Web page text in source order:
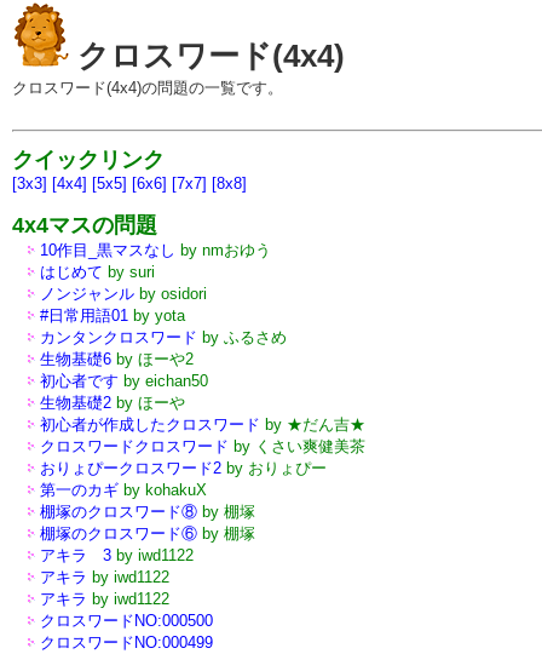
クロスワード(4x4)
クロスワード(4x4)の問題の一覧です。
クイックリンク
[3x3] [4x4] [5x5] [6x6] [7x7] [8x8]
4x4マスの問題
10作目_黒マスなし by nmおゆう
はじめて by suri
ノンジャンル by osidori
#日常用語01 by yota
カンタンクロスワード by ふるさめ
生物基礎6 by ほーや2
初心者です by eichan50
生物基礎2 by ほーや
初心者が作成したクロスワード by ★だん吉★
クロスワードクロスワード by くさい爽健美茶
おりょぴークロスワード2 by おりょぴー
第一のカギ by kohakuX
棚塚のクロスワード⑧ by 棚塚
棚塚のクロスワード⑥ by 棚塚
アキラ 3 by iwd1122
アキラ by iwd1122
アキラ by iwd1122
クロスワードNO:000500
クロスワードNO:000499